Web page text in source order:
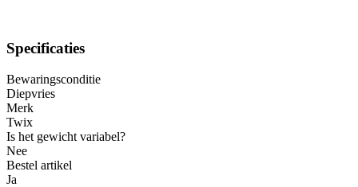
Specificaties
Bewaringsconditie
Diepvries
Merk
Twix
Is het gewicht variabel?
Nee
Bestel artikel
Ja